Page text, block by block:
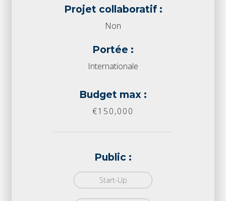
Projet collaboratif :
Non
Portée :
Internationale
Budget max :
€150,000
Public :
Start-Up